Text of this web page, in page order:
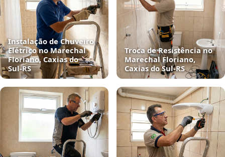
Instalação de Chuveiro
Elétrico no Marechal
Floriano, Caxias do
Sul‑RS
Troca de Resistência no
Marechal Floriano,
Caxias do Sul‑RS